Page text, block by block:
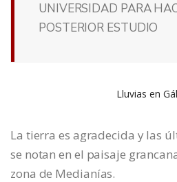
UNIVERSIDAD PARA
POSTERIOR ESTUDIO
Lluvias en
La tierra es agradecida y las
se notan en el paisaje
zona de Medianías.